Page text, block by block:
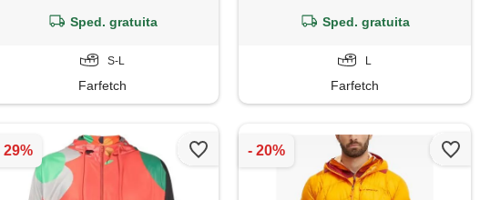
Sped. gratuita
S-L
Farfetch
Sped. gratuita
L
Farfetch